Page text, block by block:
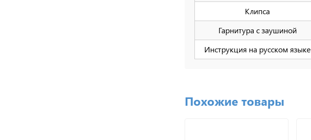
Клипса
Гарнитура с заушиной
Инструкция на русском языке
Похожие товары